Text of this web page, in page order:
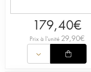
179,40€
Prix à l'unité 29,90€